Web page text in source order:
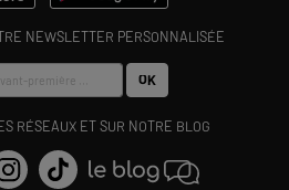
NEWSLETTER PERSONNALISÉE
OK
RÉSEAUX ET SUR NOTRE BLOG